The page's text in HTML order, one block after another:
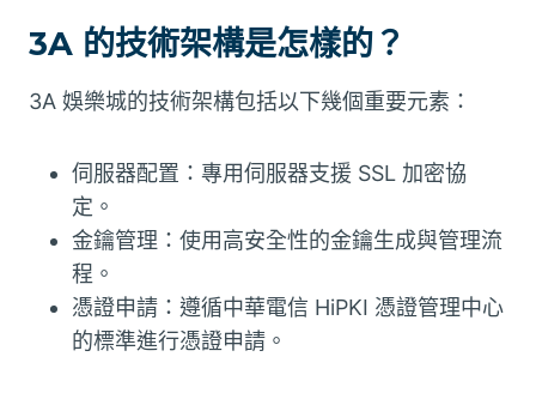
3A 的技術架構是怎樣的？
3A 娛樂城的技術架構包括以下幾個重要元素：
伺服器配置：專用伺服器支援 SSL 加密協
定。
金鑰管理：使用高安全性的金鑰生成與管理流
程。
憑證申請：遵循中華電信 HiPKI 憑證管理中心
的標準進行憑證申請。